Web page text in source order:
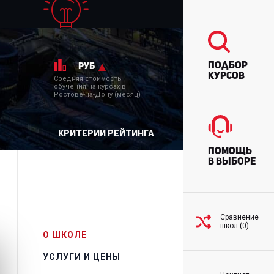
руб
Средняя стоимость
обучения на курсах в
Ростове-на-Дону (месяц)
КРИТЕРИИ РЕЙТИНГА
О ШКОЛЕ
УСЛУГИ И ЦЕНЫ
Подбор
курсов
Помощь
в выборе
Сравнение
школ (0)